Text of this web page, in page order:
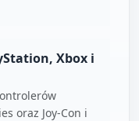
Xbox i
oraz Joy-Con i